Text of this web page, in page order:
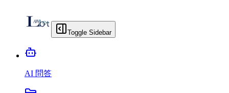
Toggle Sidebar
AI 問答